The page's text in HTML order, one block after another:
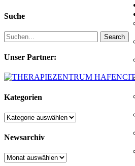
Suche
Search
Unser Partner:
Kategorien
Kategorien
Newsarchiv
Newsarchiv